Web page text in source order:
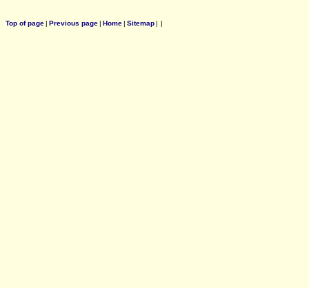
Top of page| Previous page| Home| Sitemap| |